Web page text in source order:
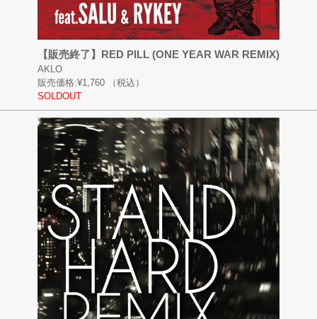
【販売終了】RED PILL (ONE YEAR WAR REMIX)
AKLO
販売価格:¥1,760
（税込）
SOLDOUT